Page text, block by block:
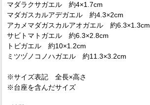
マダラクサガエル 約4×1.7cm
マダガスカルアデガエル 約4.3×2cm
アカメマダガスカルアオガエル 約6.3×1.3cm
サビトマトガエル 約6.3×2.8cm
トビガエル 約10×1.2cm
ミツヅノコノハガエル 約11.3×3.2cm
※サイズ表記 全長×高さ
※台座を含んだサイズ